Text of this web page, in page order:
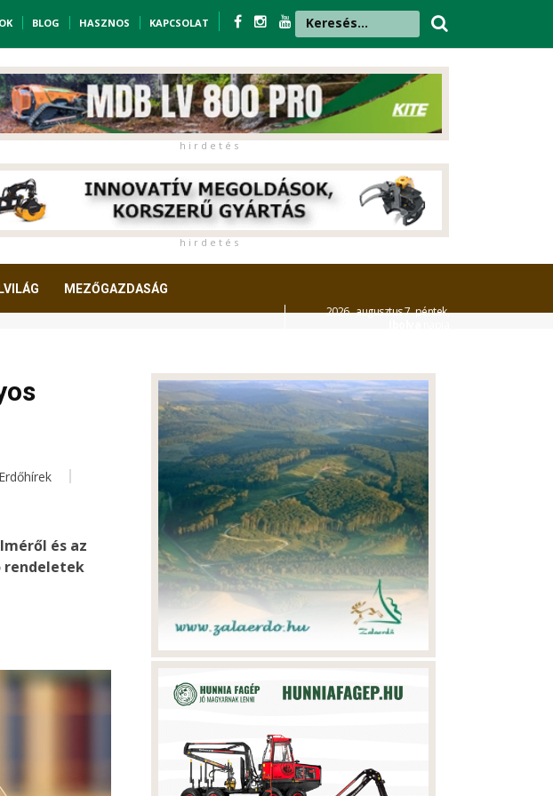
BLOG HASZNOS KAPCSOLAT
h i r d e t é s
h i r d e t é s
MEZŐGAZDASÁG
2026. augusztus 7. péntek,
Erdőhírek
és az
rendeletek